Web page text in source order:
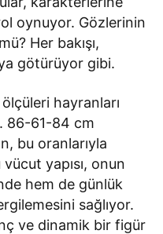
oynuyor. Gözlerinin
Her bakışı,
götürüyor gibi.
hayranları
86-61-84 cm
bu oranlarıyla
vücut yapısı, onun
hem de günlük
sağlıyor.
ve dinamik bir figür